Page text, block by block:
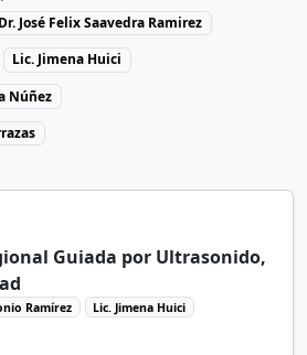
Dr. José Felix Saavedra Ramirez
Lic. Jimena Huici
Núñez
Guiada por Ultrasonido,
Ramírez Lic. Jimena Huici